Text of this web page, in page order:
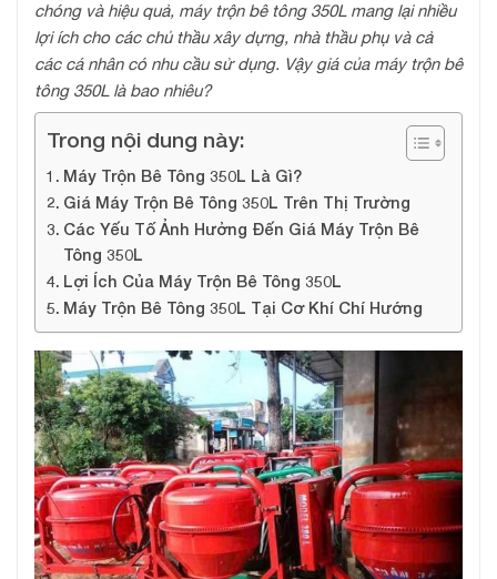
chóng và hiệu quả, máy trộn bê tông 350L mang lại nhiều
lợi ích cho các chủ thầu xây dựng, nhà thầu phụ và cả
các cá nhân có nhu cầu sử dụng. Vậy giá của máy trộn bê
tông 350L là bao nhiêu?
Trong nội dung này:
Máy Trộn Bê Tông 350L Là Gì?
Giá Máy Trộn Bê Tông 350L Trên Thị Trường
Các Yếu Tố Ảnh Hưởng Đến Giá Máy Trộn Bê
Tông 350L
Lợi Ích Của Máy Trộn Bê Tông 350L
Máy Trộn Bê Tông 350L Tại Cơ Khí Chí Hướng